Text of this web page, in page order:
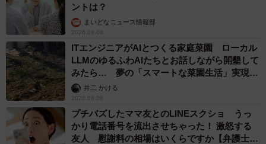
ントは？
まいどなニュース情報部
2026.08.08
ITエンジニアがAIとつくる家庭菜園 ローカル
LLMのゆるふわAIたちとお話しながら開墾して
みたら… 夢の「スマートな菜園生活」実現な
るか井二 かける
2026.08.08
プチバズしたママ友とのLINEスクショ うっ
かり電話番号を流出させちゃった！ 激怒する
友人 慰謝料の相場はいくらですか【弁護士が